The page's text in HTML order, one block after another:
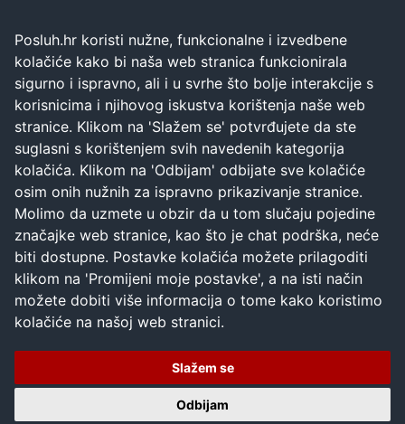
Posluh.hr koristi nužne, funkcionalne i izvedbene
kolačiće kako bi naša web stranica funkcionirala
sigurno i ispravno, ali i u svrhe što bolje interakcije s
korisnicima i njihovog iskustva korištenja naše web
stranice. Klikom na 'Slažem se' potvrđujete da ste
suglasni s korištenjem svih navedenih kategorija
kolačića. Klikom na 'Odbijam' odbijate sve kolačiće
osim onih nužnih za ispravno prikazivanje stranice.
Molimo da uzmete u obzir da u tom slučaju pojedine
značajke web stranice, kao što je chat podrška, neće
biti dostupne. Postavke kolačića možete prilagoditi
klikom na 'Promijeni moje postavke', a na isti način
možete dobiti više informacija o tome kako koristimo
kolačiće na našoj web stranici.
Slažem se
Odbijam